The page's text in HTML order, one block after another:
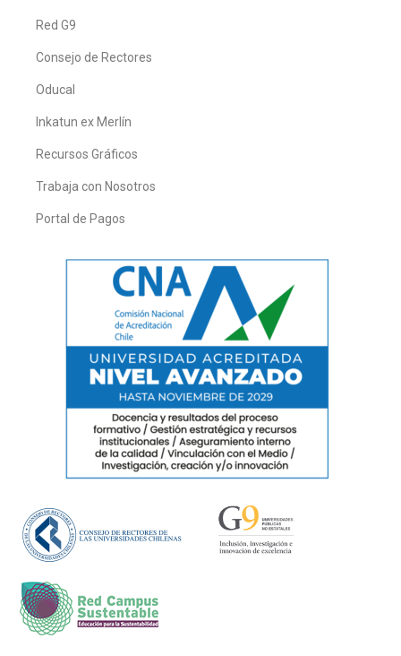
Red G9
Consejo de Rectores
Oducal
Inkatun ex Merlín
Recursos Gráficos
Trabaja con Nosotros
Portal de Pagos